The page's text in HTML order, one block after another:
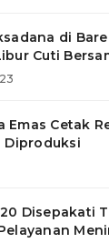
di
Cuti
Emas Cetak
Diproduksi
Disepakati